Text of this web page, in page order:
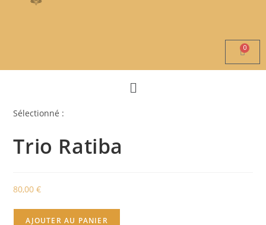
Sélectionné :
Trio Ratiba
80,00€
AJOUTER AU PANIER